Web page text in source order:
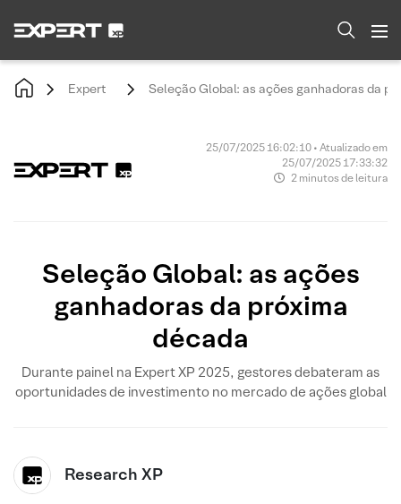
Expert Seleção Global: as ações ganhadoras da
25/07/2025 16:02:10 • Atualizado em
25/07/2025 17:33:32
2 minutos de leitura
Seleção Global: as ações
ganhadoras da próxima
década
Durante painel na Expert XP 2025, gestores debateram as
oportunidades de investimento no mercado de ações global
Research XP